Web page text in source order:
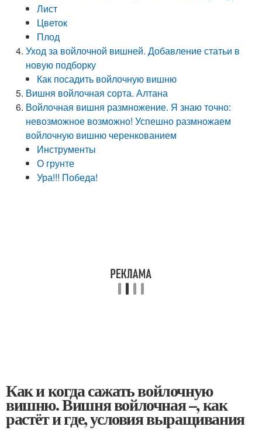
Лист
Цветок
Плод
Уход за войлочной вишней. Добавление статьи в
новую подборку
Как посадить войлочную вишню
Вишня войлочная сорта. Алтана
Войлочная вишня размножение. Я знаю точно:
невозможное возможно! Успешно размножаем
войлочную вишню черенкованием
Инструменты
О грунте
Ура!!! Победа!
Как и когда сажать войлочную
вишню. Вишня войлочная –, как
растёт и где, условия выращивания